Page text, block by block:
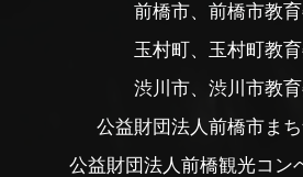
前橋市、前橋市教
玉村町、玉村町教
渋川市、渋川市教
公益財団法人前橋市ま
公益財団法人前橋観光コン